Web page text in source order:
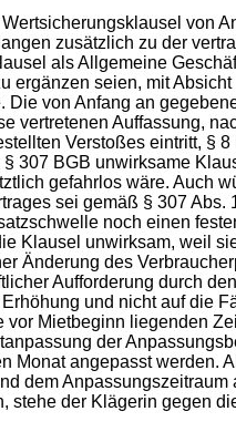
von
zusätzlich zu der
als Allgemeine
seien, mit
von Anfang an
vertretenen Auffassung,
Verstoßes eintritt, §
307 BGB unwirksame
gefahrlos wäre. Auch
sei gemäß § 307
noch einen
Klausel unwirksam, weil
Änderung des
Aufforderung durch
und nicht auf die
Mietbeginn liegenden
der
angepasst werden.
dem
der Klägerin gegen